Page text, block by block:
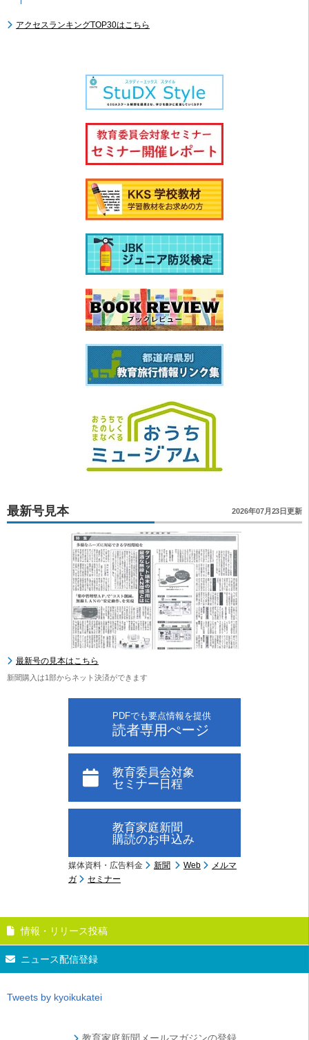
アクセスランキングTOP30はこちら
最新号見本 2026年07月23日更新
最新号の見本はこちら
新聞購入は1部からネット決済ができます
PDFでも要点情報を提供
読者専用ぺージ
教育委員会対象
セミナー日程
教育家庭新聞
購読のお申込み
媒体資料・広告料金 新聞 Web
メルマ
ガ
セミナー
情報・リリース投稿
ニュース配信登録
Tweets by kyoikukatei